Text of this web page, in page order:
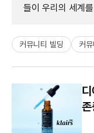
들이 우리의 세계
커뮤니티 빌딩 커